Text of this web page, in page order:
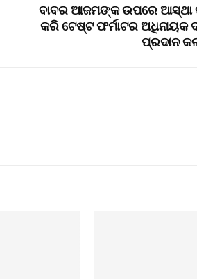
ବାବର ଆଜମଙ୍କ ଉପରେ
କରି ଟେଷ୍ଟ ଫର୍ମାଟର ଅଧିନାୟକ
ପ୍ରଦାନ